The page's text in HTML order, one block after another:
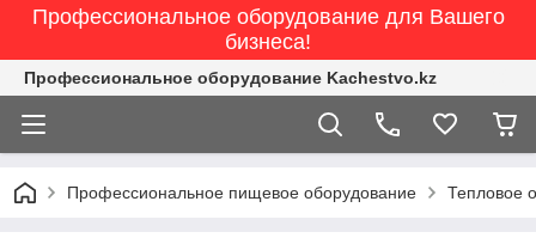
Профессиональное оборудование для Вашего
бизнеса!
Профессиональное оборудование Kachestvo.kz
Профессиональное пищевое оборудование Тепловое